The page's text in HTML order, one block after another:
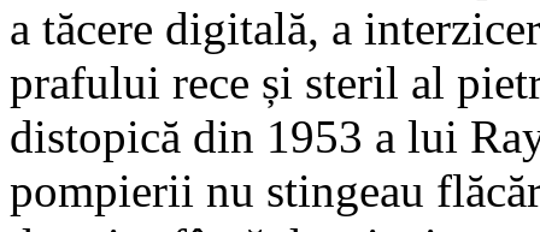
a tăcere digitală, a
prafului rece și steril al
distopică din 1953 a lui
pompierii nu stingeau